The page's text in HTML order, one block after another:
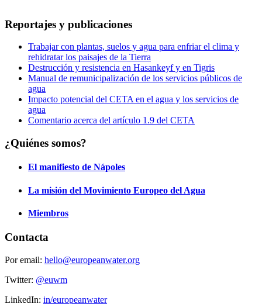
Reportajes y publicaciones
Trabajar con plantas, suelos y agua para enfriar el clima y
rehidratar los paisajes de la Tierra
Destrucción y resistencia en Hasankeyf y en Tigris
Manual de remunicipalización de los servicios públicos de
agua
Impacto potencial del CETA en el agua y los servicios de
agua
Comentario acerca del artículo 1.9 del CETA
¿Quiénes somos?
El manifiesto de Nápoles
La misión del Movimiento Europeo del Agua
Miembros
Contacta
Por email: hello@europeanwater.org
Twitter: @euwm
LinkedIn: in/europeanwater